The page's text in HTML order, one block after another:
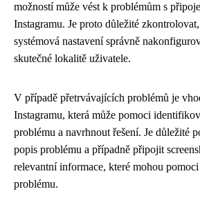
možností může vést k problémům s
Instagramu. Je proto důležité
systémová nastavení správně
skutečné lokalitě uživatele.
V případě přetrvávajících problémů je
Instagramu, která může pomoci
problému a navrhnout řešení. Je důležité
popis problému a případně připojit
relevantní informace, které mohou
problému.